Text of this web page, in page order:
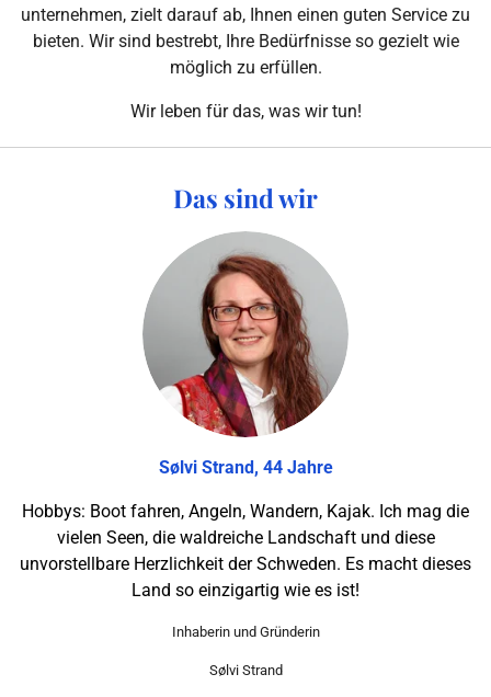
unternehmen, zielt darauf ab, Ihnen einen guten Service zu
bieten. Wir sind bestrebt, Ihre Bedürfnisse so gezielt wie
möglich zu erfüllen.
Wir leben für das, was wir tun!
Das sind wir
Sølvi Strand, 44 Jahre
Hobbys: Boot fahren, Angeln, Wandern, Kajak. Ich mag die
vielen Seen, die waldreiche Landschaft und diese
unvorstellbare Herzlichkeit der Schweden. Es macht dieses
Land so einzigartig wie es ist!
Inhaberin und Gründerin
Sølvi Strand